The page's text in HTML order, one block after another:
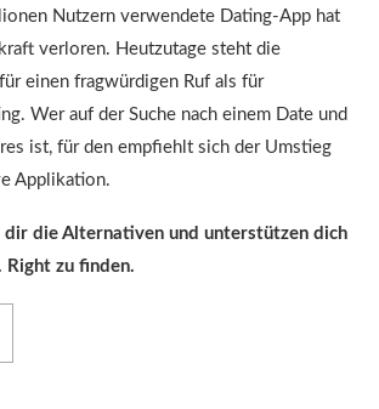
Nutzern verwendete Dating-App hat
verloren. Heutzutage steht die
einen fragwürdigen Ruf als für
Wer auf der Suche nach einem Date und
ist, für den empfiehlt sich der Umstieg
Applikation.
die Alternativen und unterstützen dich
zu finden.